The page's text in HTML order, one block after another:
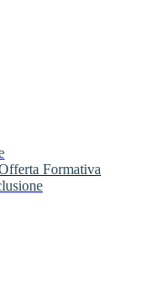
Formativa